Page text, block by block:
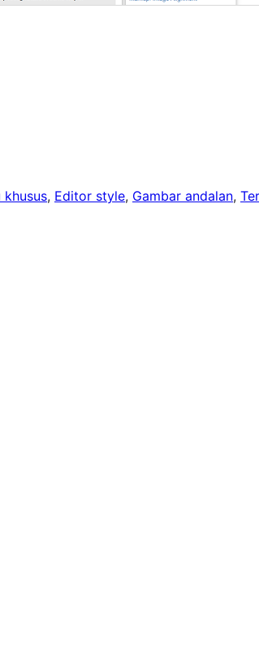
khusus, Editor style, Gambar andalan,